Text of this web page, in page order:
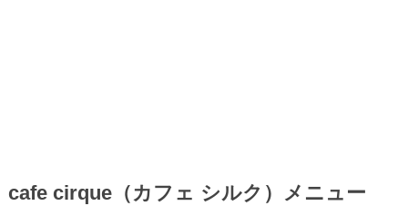
cafe cirque（カフェ シルク）メニュー